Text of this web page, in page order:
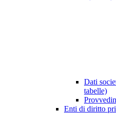
Dati
tabelle)
Enti di diritto